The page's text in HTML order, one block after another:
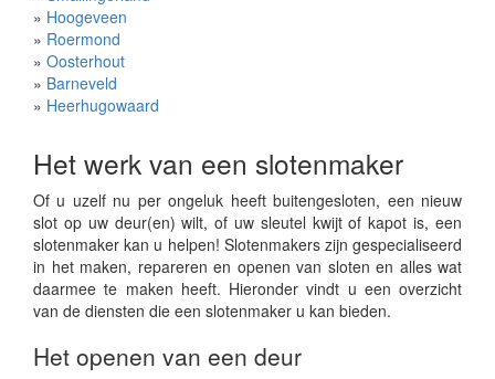
» Hoogeveen
» Roermond
» Oosterhout
» Barneveld
» Heerhugowaard
Het werk van een slotenmaker
Of u uzelf nu per ongeluk heeft buitengesloten, een nieuw
slot op uw deur(en) wilt, of uw sleutel kwijt of kapot is, een
slotenmaker kan u helpen! Slotenmakers zijn gespecialiseerd
in het maken, repareren en openen van sloten en alles wat
daarmee te maken heeft. Hieronder vindt u een overzicht
van de diensten die een slotenmaker u kan bieden.
Het openen van een deur